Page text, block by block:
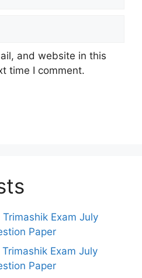
and website in this
time I comment.
Exam July
Paper
Exam July
Paper